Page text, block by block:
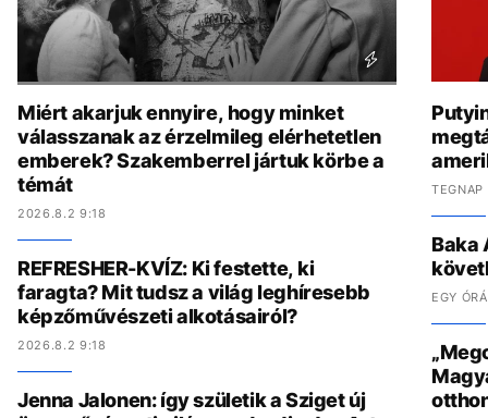
Miért akarjuk ennyire, hogy minket
válasszanak az érzelmileg elérhetetlen
emberek? Szakemberrel jártuk körbe a
témát
2026.8.2 9:18
REFRESHER-KVÍZ: Ki festette, ki
faragta? Mit tudsz a világ leghíresebb
képzőművészeti alkotásairól?
2026.8.2 9:18
Jenna Jalonen: így születik a Sziget új
Baka
EGY